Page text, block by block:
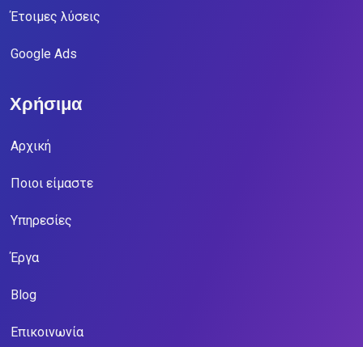
Έτοιμες λύσεις
Google Ads
Χρήσιμα
Αρχική
Ποιοι είμαστε
Υπηρεσίες
Έργα
Blog
Επικοινωνία